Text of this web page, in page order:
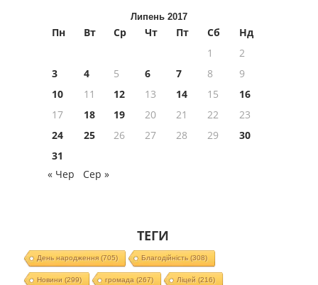
Липень 2017
Пн Вт Ср Чт Пт Сб
Нд
1
2
3
4 5 6 7 8
9
10
11 12 13 14 15
16
17
18 19 20 21 22
23
24
25 26 27 28 29
30
31
« Чер
Сер »
ТЕГИ
День народження(705) Благодійність (308)
Новини (299) громада (267) Ліцей (216)